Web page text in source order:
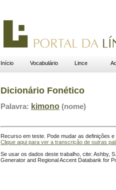
Início Vocabulário Lince
Dicionário Fonético
Palavra: kimono (nome)
Recurso em teste. Pode mudar as definições
Clique aqui para ver a transcrição de outras
Se usar os dados deste trabalho, cite: Ashby,
Generator and Regional Accent Databank for